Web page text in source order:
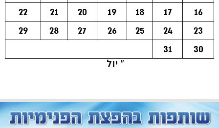
16
17
18
19
20
21
22
23
24
25
26
27
28
29
30
31
« יול